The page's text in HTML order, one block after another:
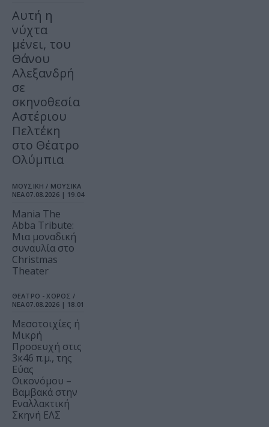
Αυτή η
νύχτα
μένει, του
Θάνου
Αλεξανδρή
σε
σκηνοθεσία
Αστέριου
Πελτέκη
στο Θέατρο
Ολύμπια
ΜΟΥΣΙΚΗ / ΜΟΥΣΙΚΑ
ΝΕΑ 07.08.2026 | 19.04
Mania The
Abba Tribute:
Μια μοναδική
συναυλία στο
Christmas
Theater
ΘΕΑΤΡΟ - ΧΟΡΟΣ /
ΝΕΑ 07.08.2026 | 18.01
Μεσοτοιχίες ή
Μικρή
Προσευχή στις
3κ46 π.μ., της
Εύας
Οικονόμου –
Βαμβακά στην
Εναλλακτική
Σκηνή ΕΛΣ